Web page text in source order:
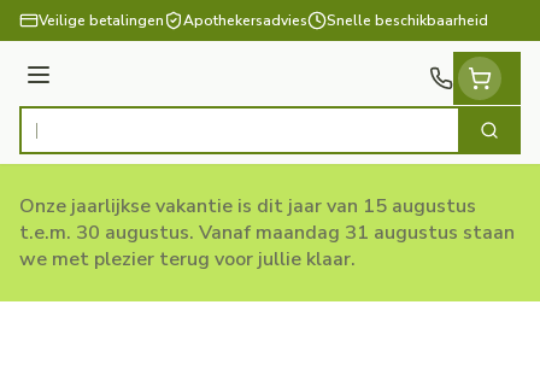
Ga naar de inhoud
Veilige betalingen Apothekersadvies Snelle beschikbaarheid
Menu
Product, merk, categorie... Zoek
Onze jaarlijkse vakantie is dit jaar van 15 augustus
t.e.m. 30 augustus. Vanaf maandag 31 augustus staan
we met plezier terug voor jullie klaar.